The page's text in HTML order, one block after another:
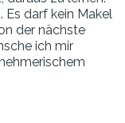
Es darf kein Makel
der nächste
ich mir